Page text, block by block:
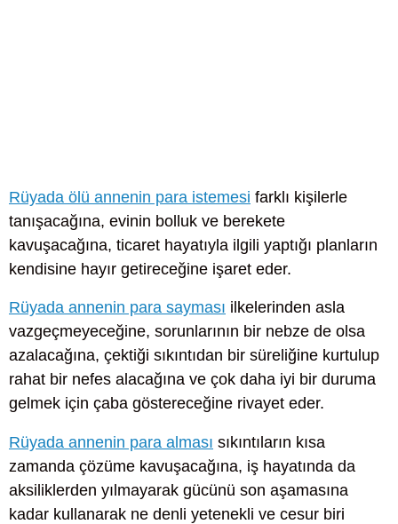
Rüyada ölü annenin para istemesi farklı kişilerle
tanışacağına, evinin bolluk ve berekete
kavuşacağına, ticaret hayatıyla ilgili yaptığı planların
kendisine hayır getireceğine işaret eder.
Rüyada annenin para sayması ilkelerinden asla
vazgeçmeyeceğine, sorunlarının bir nebze de olsa
azalacağına, çektiği sıkıntıdan bir süreliğine kurtulup
rahat bir nefes alacağına ve çok daha iyi bir duruma
gelmek için çaba göstereceğine rivayet eder.
Rüyada annenin para alması sıkıntıların kısa
zamanda çözüme kavuşacağına, iş hayatında da
aksiliklerden yılmayarak gücünü son aşamasına
kadar kullanarak ne denli yetenekli ve cesur biri